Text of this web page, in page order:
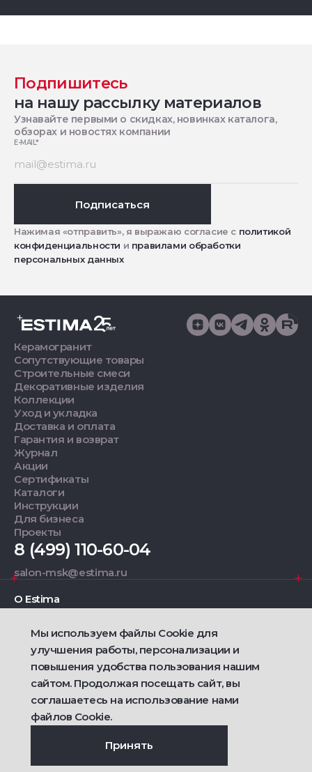
Подпишитесь
на нашу рассылку материалов
Узнавайте первыми о скидках, новинках каталога,
обзорах и новостях компании
E-MAIL*
Подписаться
Нажимая «отправить», я выражаю согласие с политикой
конфиденциальности и правилами обработки
персональных данных
Керамогранит
Сопутствующие товары
Строительные смеси
Декоративные изделия
Коллекции
Уход и укладка
Доставка и оплата
Гарантия и возврат
Журнал
Акции
Сертификаты
Каталоги
Инструкции
Для бизнеса
Проекты
8 (499) 110-60-04
salon-msk@estima.ru
О Estima
Дизайнерам
Фирменные салоны
2021 — 2026 © Estima
Политика конфиденциальности
Договор публичной оферты о продаже товаров
Ametist IT
Мы используем файлы Cookie для
улучшения работы, персонализации и
повышения удобства пользования нашим
сайтом. Продолжая посещать сайт, вы
соглашаетесь на использование нами
файлов Cookie.
Принять